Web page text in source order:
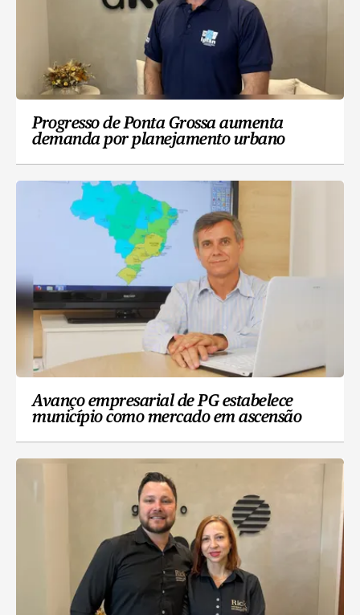
Progresso de Ponta Grossa aumenta
demanda por planejamento urbano
Avanço empresarial de PG estabelece
município como mercado em ascensão